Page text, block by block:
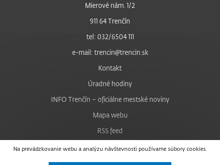
Na prevádzkovanie webu a analýzu návštevnosti používame súbory cookies.
Mierové nám. 1/2
911 64 Trenčín
tel: 032/6504 111
e-mail: trencin@trencin.sk
Kontakt
Úradné hodiny
INFO Trenčín – oficiálne mestské noviny
Mapa webu
RSS feed
Nastavenie cookies
Facebook